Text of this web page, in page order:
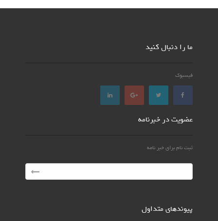
ما را دنبال کنید
فیسبوک
عضویت در خبرنامه
ثبت نام برای خبر نامه
پیوندهای متداول